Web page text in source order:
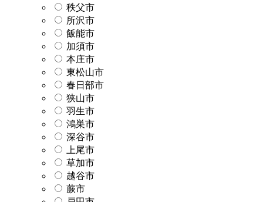
秩父市
所沢市
飯能市
加須市
本庄市
東松山市
春日部市
狭山市
羽生市
鴻巣市
深谷市
上尾市
草加市
越谷市
蕨市